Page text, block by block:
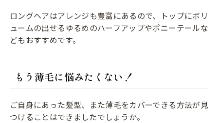
ロングヘアはアレンジも豊富にあるので、トップにボリ
ュームの出せるゆるめのハーフアップやポニーテールな
どもおすすめです。
もう薄毛に悩みたくない！
ご自身にあった髪型、また薄毛をカバーできる方法が見
つけることはできましたでしょうか。